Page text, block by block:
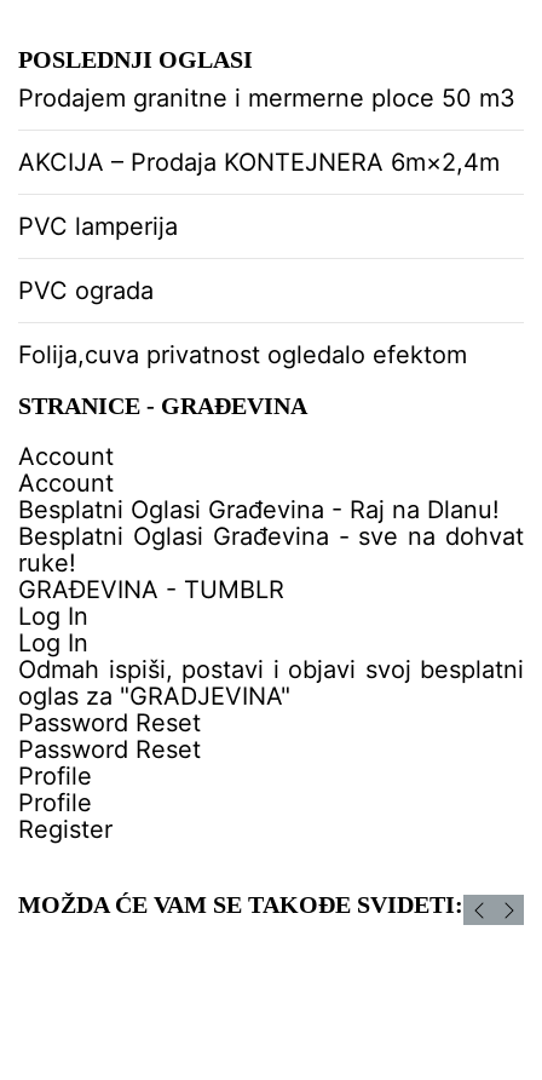
i
g
i
j
a
l
a
n
c
m
POSLEDNJI OGLASI
Prodajem granitne i mermerne ploce 50 m3
AKCIJA – Prodaja KONTEJNERA 6m×2,4m
PVC lamperija
PVC ograda
Folija,cuva privatnost ogledalo efektom
STRANICE - GRAĐEVINA
Account
Account
Besplatni Oglasi Građevina - Raj na Dlanu!
Besplatni Oglasi Građevina - sve na dohvat
ruke!
GRAĐEVINA - TUMBLR
Log In
Log In
Odmah ispiši, postavi i objavi svoj besplatni
oglas za "GRADJEVINA"
Password Reset
Password Reset
Profile
Profile
Register
MOŽDA ĆE VAM SE TAKOĐE SVIDETI: